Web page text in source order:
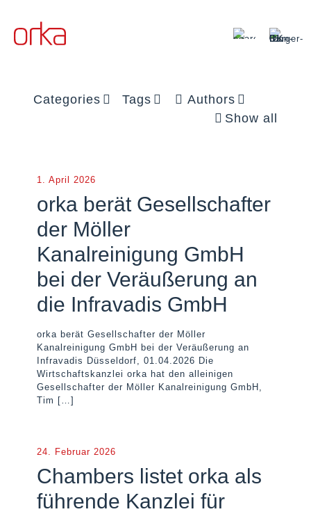
Categories Tags
Authors
Show all
1. April 2026
orka berät Gesellschafter
der Möller
Kanalreinigung GmbH
bei der Veräußerung an
die Infravadis GmbH
orka berät Gesellschafter der Möller
Kanalreinigung GmbH bei der Veräußerung an
Infravadis Düsseldorf, 01.04.2026 Die
Wirtschaftskanzlei orka hat den alleinigen
Gesellschafter der Möller Kanalreinigung GmbH,
Tim […]
24. Februar 2026
Chambers listet orka als
führende Kanzlei für